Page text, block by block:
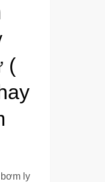
(
ly